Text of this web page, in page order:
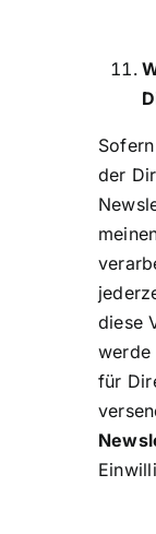
der
diese
werde
für